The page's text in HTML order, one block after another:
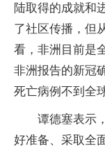
陆取得的成就和
了社区传播，但
看，非洲目前是
非洲报告的新冠
死亡病例不到全
谭德塞表示
好准备、采取全